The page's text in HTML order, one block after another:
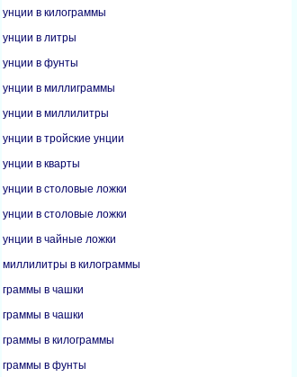
унции в килограммы
унции в литры
унции в фунты
унции в миллиграммы
унции в миллилитры
унции в тройские унции
унции в кварты
унции в столовые ложки
унции в столовые ложки
унции в чайные ложки
миллилитры в килограммы
граммы в чашки
граммы в чашки
граммы в килограммы
граммы в фунты